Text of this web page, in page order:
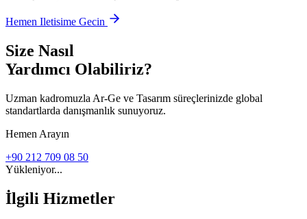
Hemen Iletisime Gecin
Size Nasıl
Yardımcı Olabiliriz?
Uzman kadromuzla Ar-Ge ve Tasarım süreçlerinizde global
standartlarda danışmanlık sunuyoruz.
Hemen Arayın
+90 212 709 08 50
Yükleniyor...
İlgili Hizmetler